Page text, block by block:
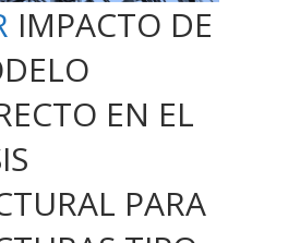
IMPACTO DE
EN EL
PARA